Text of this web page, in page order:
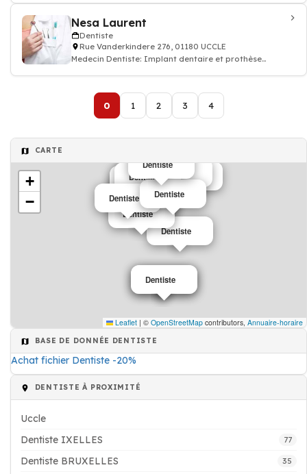
Nesa Laurent
Dentiste
Rue Vanderkindere 276, 01180 UCCLE
Medecin Dentiste: Implant dentaire et prothèse
0 1 2 3 4
CARTE
Dentiste
Dentiste
Dentiste
Dentiste
Dentiste
Dentiste
Dentiste
Dentiste
Dentiste
Dentiste
Dentiste
Dentiste
Dentiste
Dentiste
Dentiste
Dentiste
Dentiste
Dentiste
+
−
Leaflet | © OpenStreetMap contributors, Annuaire-horaire
BASE DE DONNÉE DENTISTE
Achat fichier Dentiste -20%
DENTISTE À PROXIMITÉ
Uccle
Dentiste IXELLES
77
Dentiste BRUXELLES 35